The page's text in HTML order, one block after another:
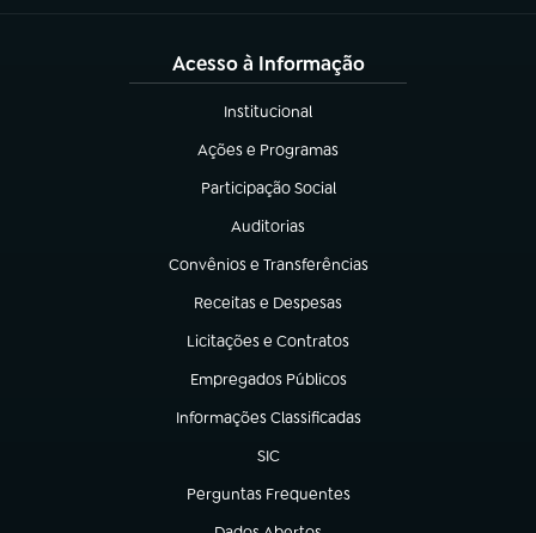
Acesso à Informação
Institucional
(abre em nova aba)
Ações e Programas
(abre em nova aba)
Participação Social
(abre em nova aba)
Auditorias
(abre em nova aba)
Convênios e Transferências
(abre em nova aba)
Receitas e Despesas
(abre em nova aba)
Licitações e Contratos
(abre em nova aba)
Empregados Públicos
(abre em nova aba)
Informações Classificadas
(abre em nova aba)
SIC
(abre em nova aba)
Perguntas Frequentes
(abre em nova aba)